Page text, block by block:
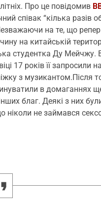
Про це повідомив
співак “кілька
на те, що
на китайській
студентка Ду Мейчжу.
17 років її запросили
з музикантом.Після
в домаганнях
благ. Деякі з них
не займався